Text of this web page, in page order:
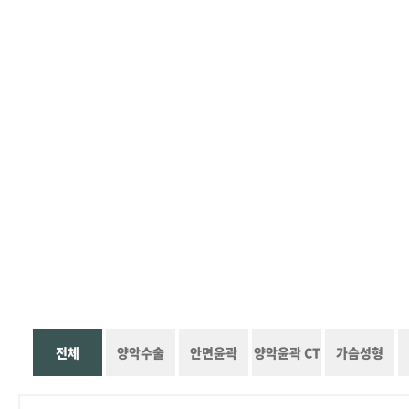
전체 양악수술 안면윤곽 양악윤곽 CT 가슴성형